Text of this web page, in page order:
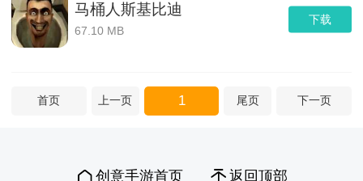
下载
马桶人斯基比迪
67.10 MB
首页 上一页 1 尾页 下一页
创意手游首页 返回顶部